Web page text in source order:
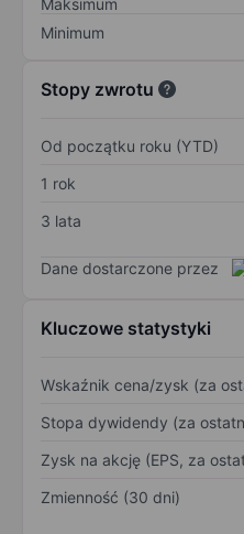
Maksimum
Minimum
Stopy zwrotu
Od początku roku (YTD)
1 rok
3 lata
Dane dostarczone przez
Kluczowe statystyki
Wskaźnik cena/zysk (za
Stopa dywidendy (za
Zysk na akcję (EPS, za
Zmienność (30 dni)